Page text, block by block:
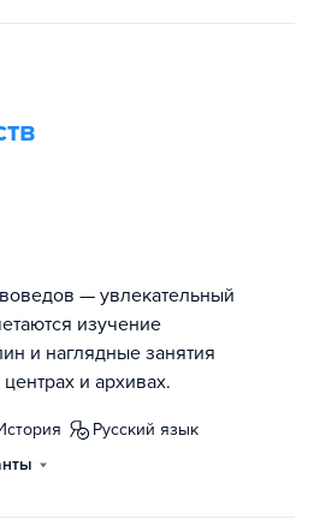
— увлекательный
изучение
и наглядные занятия
и архивах.
история
русский язык